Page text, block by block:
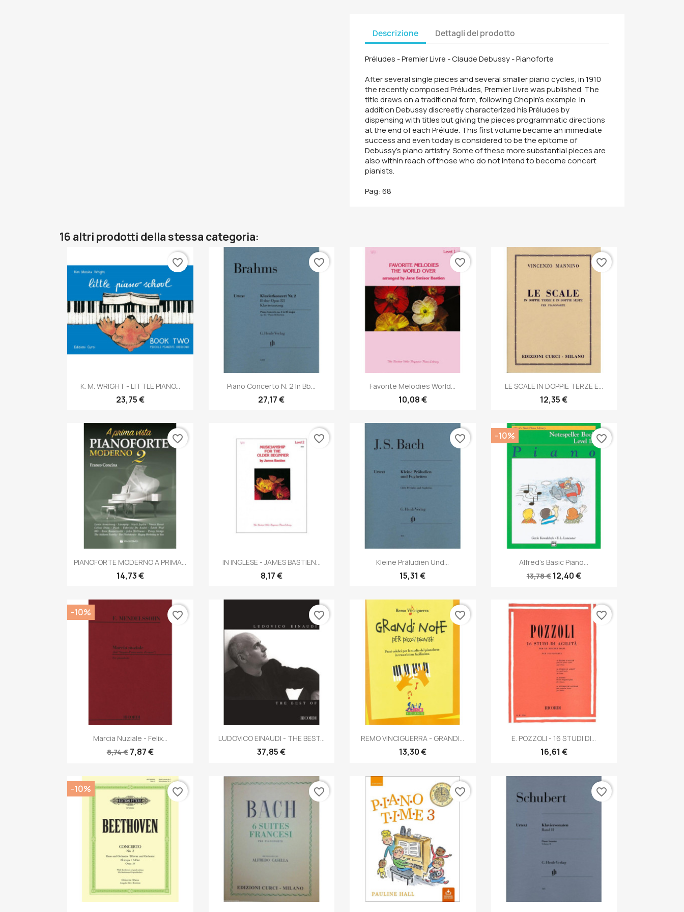
Descrizione Dettagli del prodotto
Préludes - Premier Livre - Claude Debussy - Pianoforte
After several single pieces and several smaller piano cycles, in 1910
the recently composed Préludes, Premier Livre was published. The
title draws on a traditional form, following Chopin's example. In
addition Debussy discreetly characterized his Préludes by
dispensing with titles but giving the pieces programmatic directions
at the end of each Prélude. This first volume became an immediate
success and even today is considered to be the epitome of
Debussy's piano artistry. Some of these more substantial pieces are
also within reach of those who do not intend to become concert
pianists.
Pag: 68
16 altri prodotti della stessa categoria:
Anteprima
K. M. WRIGHT - LITTLE PIANO...
23,75 €
favorite_border
Anteprima
Piano Concerto N. 2 In Bb...
27,17 €
favorite_border
 Anteprima
Favorite Melodies World...
10,08 €
favorite_border
Anteprima
LE SCALE IN DOPPIE TERZE E...
12,35 €
favorite_border
Anteprima
PIANOFORTE MODERNO A PRIMA...
14,73 €
favorite_border
Anteprima
IN INGLESE - JAMES BASTIEN...
8,17 €
favorite_border
Anteprima
Kleine Präludien Und...
15,31 €
favorite_border
Anteprima
Alfred's Basic Piano...
13,78 € 12,40 €
-10% favorite_border
 Anteprima
Marcia Nuziale - Felix...
8,74 € 7,87 €
-10% favorite_border
Anteprima
LUDOVICO EINAUDI - THE BEST...
37,85 €
favorite_border
Anteprima
REMO VINCIGUERRA - GRANDI...
13,30 €
favorite_border
Anteprima
E. POZZOLI - 16 STUDI DI...
16,61 €
favorite_border
-10% favorite_border favorite_border favorite_border favorite_border